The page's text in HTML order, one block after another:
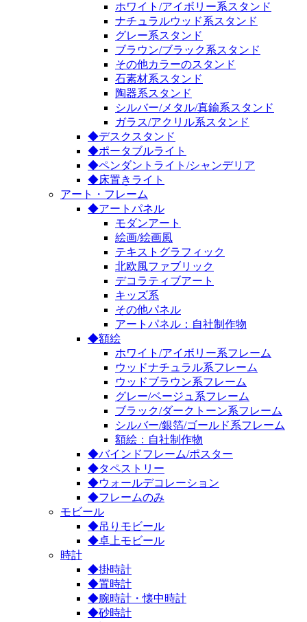
ホワイト/アイボリー系スタンド
ナチュラルウッド系スタンド
グレー系スタンド
ブラウン/ブラック系スタンド
その他カラーのスタンド
石素材系スタンド
陶器系スタンド
シルバー/メタル/真鍮系スタンド
ガラス/アクリル系スタンド
◆デスクスタンド
◆ポータブルライト
◆ペンダントライト/シャンデリア
◆床置きライト
アート・フレーム
◆アートパネル
モダンアート
絵画/絵画風
テキストグラフィック
北欧風ファブリック
デコラティブアート
キッズ系
その他パネル
アートパネル：自社制作物
◆額絵
ホワイト/アイボリー系フレーム
ウッドナチュラル系フレーム
ウッドブラウン系フレーム
グレー/ベージュ系フレーム
ブラック/ダークトーン系フレーム
シルバー/銀箔/ゴールド系フレーム
額絵：自社制作物
◆バインドフレーム/ポスター
◆タペストリー
◆ウォールデコレーション
◆フレームのみ
モビール
◆吊りモビール
◆卓上モビール
時計
◆掛時計
◆置時計
◆腕時計・懐中時計
◆砂時計